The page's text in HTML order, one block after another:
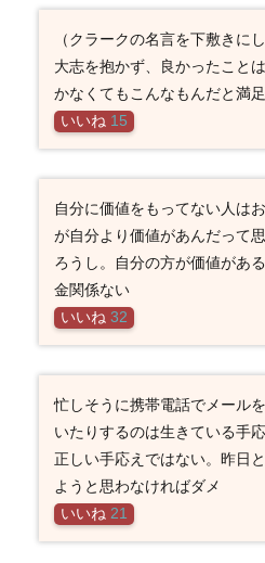
（クラークの名言を下敷きに
大志を抱かず、良かったこと
かなくてもこんなもんだと満
いいね 15
自分に価値をもってない人は
が自分より価値があんだって
ろうし。自分の方が価値があ
金関係ない
いいね 32
忙しそうに携帯電話でメール
いたりするのは生きている手
正しい手応えではない。昨日
ようと思わなければダメ
いいね 21